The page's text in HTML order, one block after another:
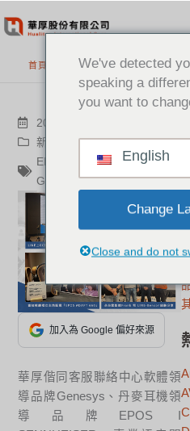
至
首頁 最新消息
2022-08-30
新聞中心
EPOS
Audiocodes,
Genesys
加入為 Google 偏好來源
華厚偕同客服聯絡中心軟體領
導品牌Genesys、丹麥耳機領
導品牌EPOS I
We've detected
speaking a
you want to
English
Change
Close and do not